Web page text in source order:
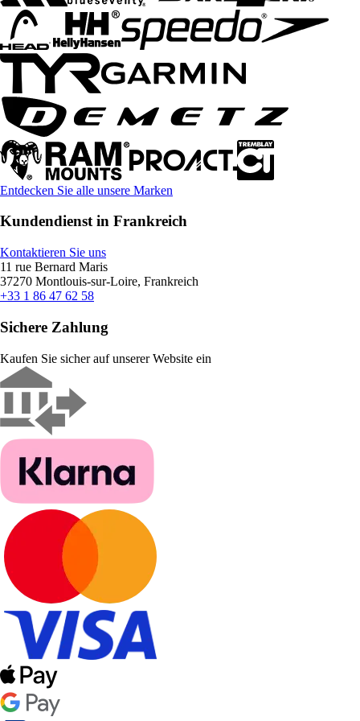
Entdecken Sie alle unsere Marken
Kundendienst in Frankreich
Kontaktieren Sie uns
11 rue Bernard Maris
37270 Montlouis-sur-Loire, Frankreich
+33 1 86 47 62 58
Sichere Zahlung
Kaufen Sie sicher auf unserer Website ein